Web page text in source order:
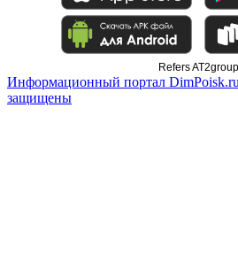
Refers AT2group
Информационный портал
защищены